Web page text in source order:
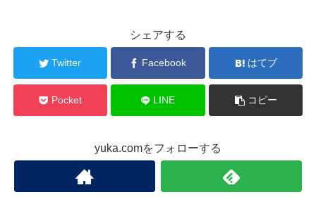
シェアする
Twitter Facebook はてブ
Pocket LINE コピー
yuka.comをフォローする